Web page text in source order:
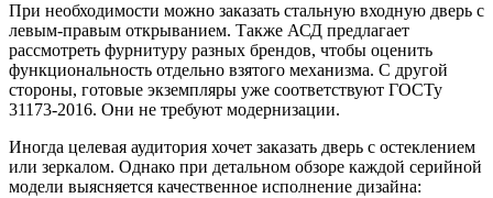
При необходимости можно заказать стальную входную дверь с
левым-правым открыванием. Также АСД предлагает
рассмотреть фурнитуру разных брендов, чтобы оценить
функциональность отдельно взятого механизма. С другой
стороны, готовые экземпляры уже соответствуют ГОСТу
31173-2016. Они не требуют модернизации.
Иногда целевая аудитория хочет заказать дверь с остеклением
или зеркалом. Однако при детальном обзоре каждой серийной
модели выясняется качественное исполнение дизайна: